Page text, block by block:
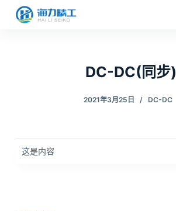
跳
DC-DC(同步)
2021年3月25日 DC-DC
这是内容